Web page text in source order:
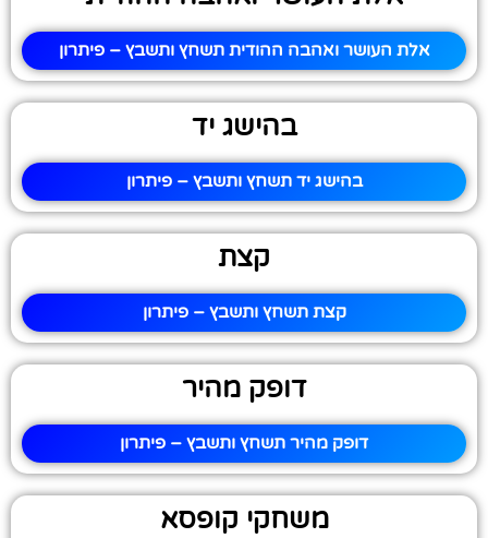
אלת העושר ואהבה ההודית תשחץ ותשבץ – פיתרון
בהישג יד
בהישג יד תשחץ ותשבץ – פיתרון
קצת
קצת תשחץ ותשבץ – פיתרון
דופק מהיר
דופק מהיר תשחץ ותשבץ – פיתרון
משחקי קופסא